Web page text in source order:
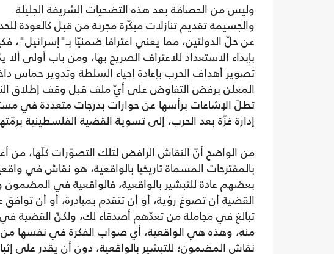
وليس من الحصافة بعد هذه التضحيات الشريفة الجليلة
والجسيمة تقديم تنازلات مبكّرة مجربة من قبل كالعودة
عن حلّ الدولتين، مما يعني اعترافا ضمنيّا بـ"إسرائيل"،
بإبداء الاستعداد للاعتراف الصريح بها، ومن باب أولى ألا
تصوير أهداف الحرب بإعادة إحياء السلطة وتدوير
المعلن برفض التفاوض على أيّ ملف قبل وقف إطلاق
تطلّ الإشاعات برأسها عن حوارات بدرجات متعددة في
إدارة غزّة بعد الحرب، إلى تسوية القضية الفلسطينية
من الواضح أنّ النقاش الرافض لتلك التصوّرات كلّها، من
بالمقترحات المسماة تاريخيا بالواقعية، هو نقاش في
بعضهم عادة للتبشير بالواقعية، فالواقعية في
القضية أن تصوغ رؤية، أو أن تتقدم بمبادرة، أو أن توافق
تبالغ في مجاملة من تعدّهم أصدقاء لك، ولكنّ القضية
منه، وهذه هي الواقعية، أي صواب الفكرة في نفسها من
نقاش المضمون؛ للتبشير بالواقعية، دون أن يقدر على